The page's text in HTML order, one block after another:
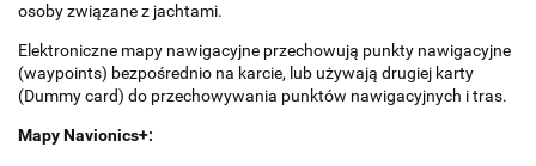
osoby związane z jachtami.
Elektroniczne mapy nawigacyjne przechowują punkty nawigacyjne
(waypoints) bezpośrednio na karcie, lub używają drugiej karty
(Dummy card) do przechowywania punktów nawigacyjnych i tras.
Mapy Navionics+: